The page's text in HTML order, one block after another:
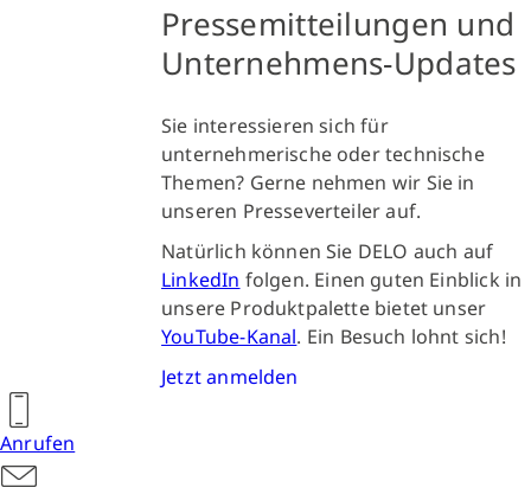
Pressemitteilungen und
Unternehmens-Updates
Sie interessieren sich für
unternehmerische oder technische
Themen? Gerne nehmen wir Sie in
unseren Presseverteiler auf.
Natürlich können Sie DELO auch auf
LinkedIn folgen. Einen guten Einblick in
unsere Produktpalette bietet unser
YouTube-Kanal. Ein Besuch lohnt sich!
Jetzt anmelden
Anrufen